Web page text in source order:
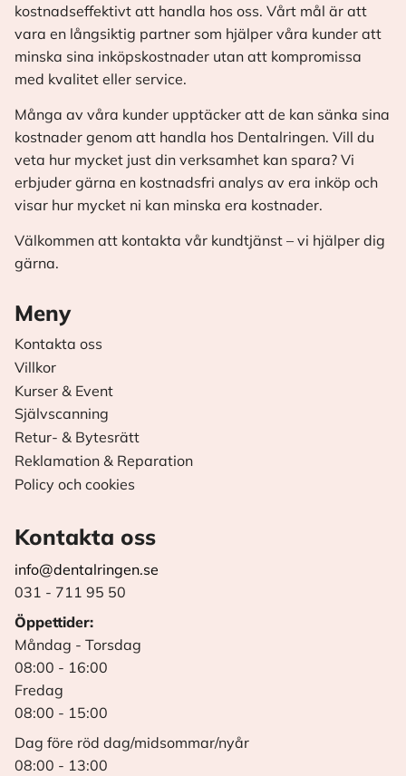
kostnadseffektivt att handla hos oss. Vårt mål är att
vara en långsiktig partner som hjälper våra kunder att
minska sina inköpskostnader utan att kompromissa
med kvalitet eller service.
Många av våra kunder upptäcker att de kan sänka sina
kostnader genom att handla hos Dentalringen. Vill du
veta hur mycket just din verksamhet kan spara? Vi
erbjuder gärna en kostnadsfri analys av era inköp och
visar hur mycket ni kan minska era kostnader.
Välkommen att kontakta vår kundtjänst – vi hjälper dig
gärna.
Meny
Kontakta oss
Villkor
Kurser & Event
Självscanning
Retur- & Bytesrätt
Reklamation & Reparation
Policy och cookies
Kontakta oss
info@dentalringen.se
031 - 711 95 50
Öppettider:
Måndag - Torsdag
08:00 - 16:00
Fredag
08:00 - 15:00
Dag före röd dag/midsommar/nyår
08:00 - 13:00